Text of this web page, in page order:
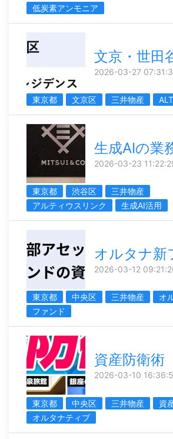
低炭素アンモニア
文京・世田
2026-03-27
東京都 文京区 三井物産
生成AIの業
2026-03-23
東京都 渋谷区
三井物産
アルティウスリンク
生成AI活用
オルタナ新
2026-03-12
東京都 中央区 三井物産
オ
ファンド
資産防衛術
2026-03-10
東京都 中央区 三井物産
資
オルタナティブ